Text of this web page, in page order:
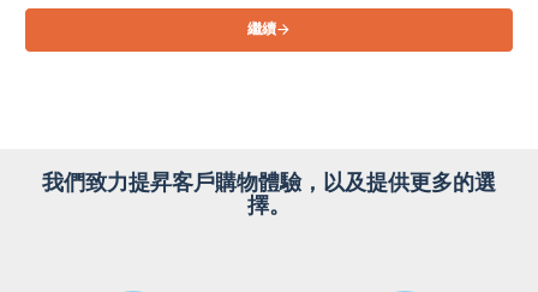
繼續
我們致力提昇客戶購物體驗，以及提供更多的選
擇。